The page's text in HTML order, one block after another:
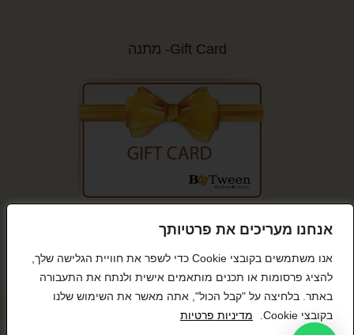
אנחנו מעריכים את פרטיותך
אנו משתמשים בקובצי Cookie כדי לשפר את חוויית הגלישה שלך,
להציג פרסומות או תכנים מותאמים אישית ולנתח את התעבורה
באתר. בלחיצה על "קבל הכול", אתה מאשר את השימוש שלנו
בקובצי Cookie.
מדיניות פרטיות
Gift Card- מתנה
קנייה מאובטחת
© כל הזכויות שמורות BeTween